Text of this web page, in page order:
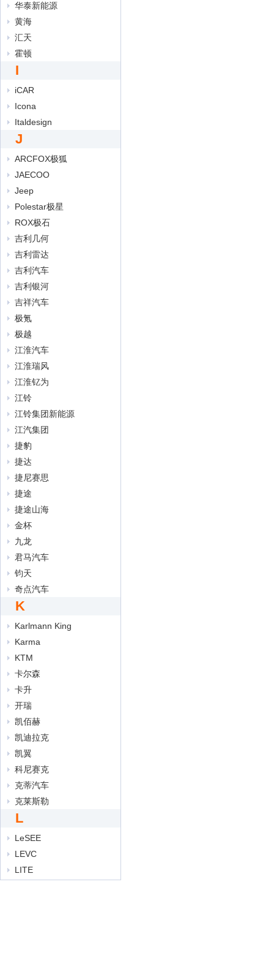
华泰新能源
黄海
汇天
霍顿
I
iCAR
Icona
Italdesign
J
ARCFOX极狐
JAECOO
Jeep
Polestar极星
ROX极石
吉利几何
吉利雷达
吉利汽车
吉利银河
吉祥汽车
极氪
极越
江淮汽车
江淮瑞风
江淮钇为
江铃
江铃集团新能源
江汽集团
捷豹
捷达
捷尼赛思
捷途
捷途山海
金杯
九龙
君马汽车
钧天
奇点汽车
K
Karlmann King
Karma
KTM
卡尔森
卡升
开瑞
凯佰赫
凯迪拉克
凯翼
科尼赛克
克蒂汽车
克莱斯勒
L
LeSEE
LEVC
LITE